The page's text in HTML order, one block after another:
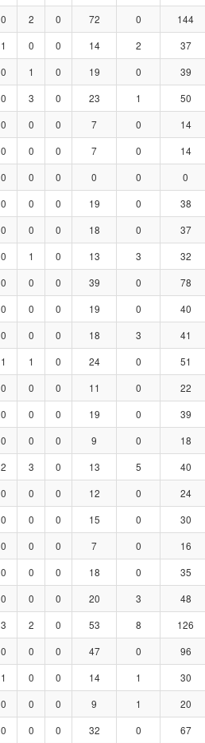
0 2 0 72 0 144
1 0 0 14 2 37
0 1 0 19 0 39
0 3 0 23 1 50
0 0 0 7 0 14
0 0 0 7 0 14
0 0 0 0 0 0
0 0 0 19 0 38
0 0 0 18 0 37
0 1 0 13 3 32
0 0 0 39 0 78
0 0 0 19 0 40
0 0 0 18 3 41
1 1 0 24 0 51
0 0 0 11 0 22
0 0 0 19 0 39
0 0 0 9 0 18
2 3 0 13 5 40
0 0 0 12 0 24
0 0 0 15 0 30
0 0 0 7 0 16
0 0 0 18 0 35
0 0 0 20 3 48
3 2 0 53 8 126
0 0 0 47 0 96
1 0 0 14 1 30
0 0 0 9 1 20
0 0 0 32 0 67